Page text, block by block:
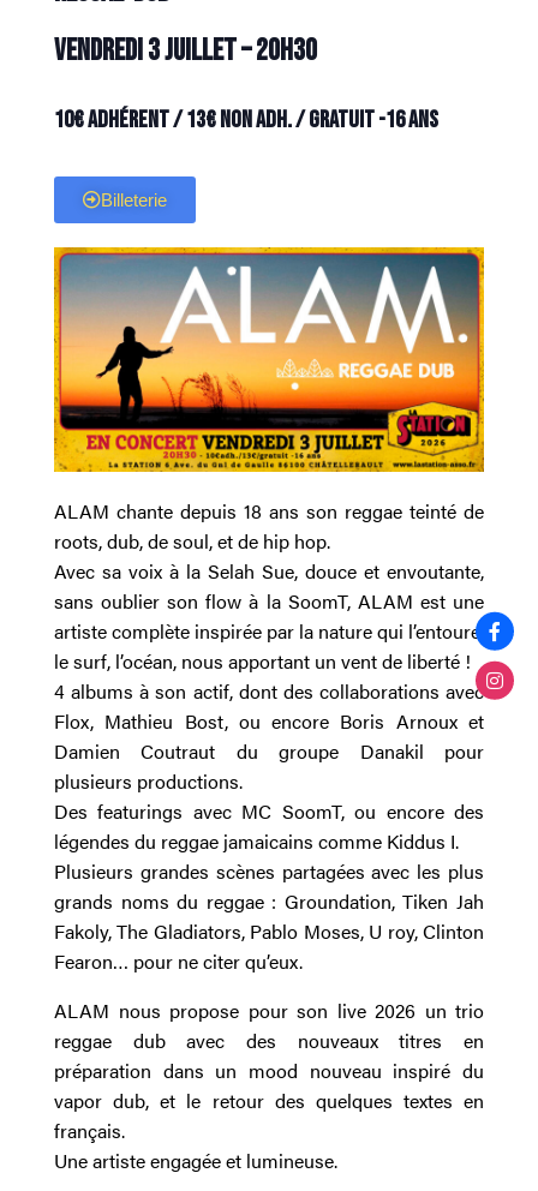
Vendredi 3 juillet – 20h30
10€ Adhérent / 13€ non adh. / Gratuit -16 ans
Billeterie
ALAM chante depuis 18 ans son reggae teinté de
roots, dub, de soul, et de hip hop.
Avec sa voix à la Selah Sue, douce et envoutante,
sans oublier son flow à la SoomT, ALAM est une
artiste complète inspirée par la nature qui l’entoure,
le surf, l’océan, nous apportant un vent de liberté !
4 albums à son actif, dont des collaborations avec
Flox, Mathieu Bost, ou encore Boris Arnoux et
Damien Coutraut du groupe Danakil pour
plusieurs productions.
Des featurings avec MC SoomT, ou encore des
légendes du reggae jamaicains comme Kiddus I.
Plusieurs grandes scènes partagées avec les plus
grands noms du reggae : Groundation, Tiken Jah
Fakoly, The Gladiators, Pablo Moses, U roy, Clinton
Fearon… pour ne citer qu’eux.
ALAM nous propose pour son live 2026 un trio
reggae dub avec des nouveaux titres en
préparation dans un mood nouveau inspiré du
vapor dub, et le retour des quelques textes en
français.
Une artiste engagée et lumineuse.